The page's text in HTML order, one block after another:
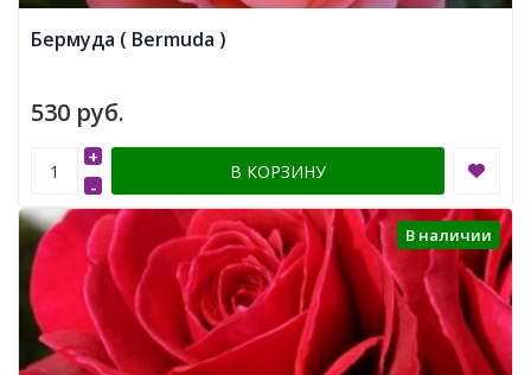
Бермуда ( Bermuda )
530 руб.
-
+
В КОРЗИНУ
В наличии